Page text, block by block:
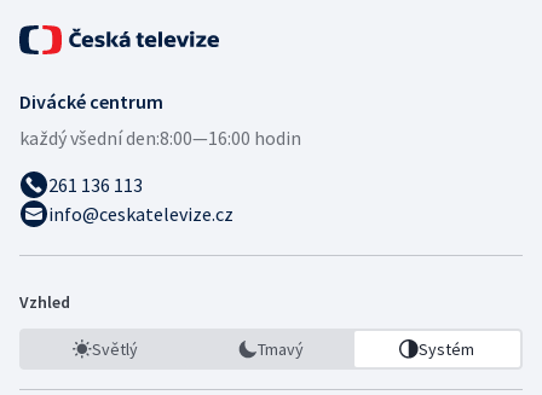
Divácké centrum
každý všední den:8:00—16:00 hodin
261 136 113
info@ceskatelevize.cz
Vzhled
Světlý Tmavý Systém